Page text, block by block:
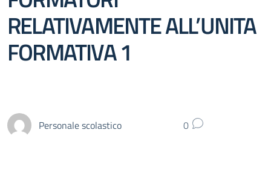
RELATIVAMENTE ALL’UNITA
FORMATIVA 1
Personale scolastico 0